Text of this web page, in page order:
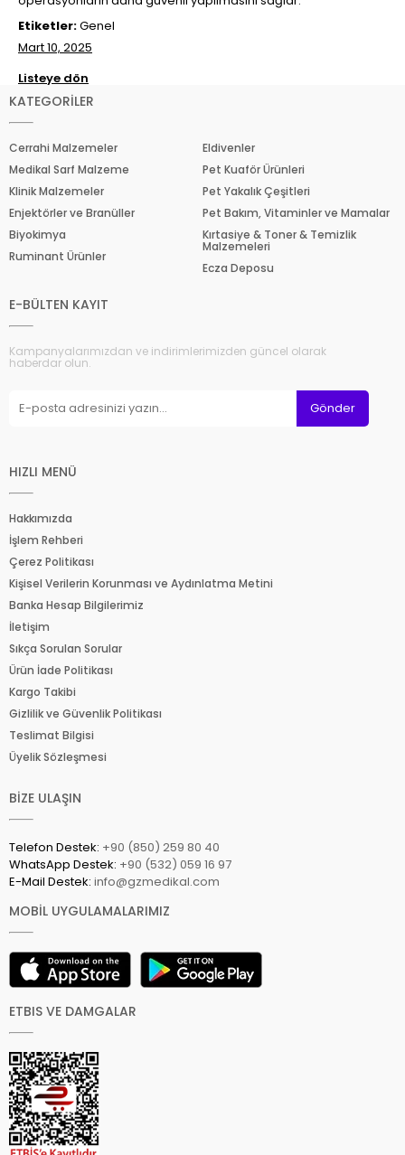
Etiketler:Genel
Mart 10, 2025
Listeye dön
KATEGORİLER
Cerrahi Malzemeler
Medikal Sarf Malzeme
Klinik Malzemeler
Enjektörler ve Branüller
Biyokimya
Ruminant Ürünler
Eldivenler
Pet Kuaför Ürünleri
Pet Yakalık Çeşitleri
Pet Bakım, Vitaminler ve Mamalar
Kırtasiye & Toner & Temizlik
Malzemeleri
Ecza Deposu
E-BÜLTEN KAYIT
Kampanyalarımızdan ve indirimlerimizden güncel olarak
haberdar olun.
Gönder
HIZLI MENÜ
Hakkımızda
İşlem Rehberi
Çerez Politikası
Kişisel Verilerin Korunması ve Aydınlatma Metini
Banka Hesap Bilgilerimiz
İletişim
Sıkça Sorulan Sorular
Ürün İade Politikası
Kargo Takibi
Gizlilik ve Güvenlik Politikası
Teslimat Bilgisi
Üyelik Sözleşmesi
BİZE ULAŞIN
Telefon Destek: +90 (850) 259 80 40
WhatsApp Destek: +90 (532) 059 16 97
E-Mail Destek: info@gzmedikal.com
MOBİL UYGULAMALARIMIZ
ETBIS VE DAMGALAR